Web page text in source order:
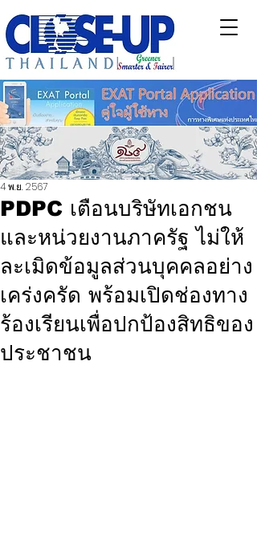
PDPC เตือนบริษัทเอกชน
และหน่วยงานภาครัฐ ไม่ให้
ละเมิดข้อมูลส่วนบุคคลอย่าง
เคร่งครัด พร้อมเปิดช่องทาง
ร้องเรียนเพื่อปกป้องสิทธิของ
ประชาชน
4 พ.ย. 2567